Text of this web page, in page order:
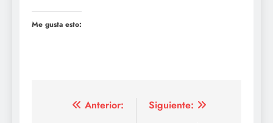
Me gusta esto:
Navegación
Anterior:
Siguiente: